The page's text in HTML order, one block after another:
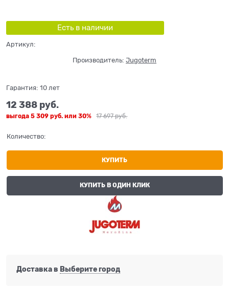
Есть в наличии
Артикул:
Производитель: Jugoterm
Гарантия: 10 лет
17 697 руб.
12 388 руб.
выгода 5 309 руб. или 30%
Количество:
КУПИТЬ
КУПИТЬ В ОДИН КЛИК
Доставка в Выберите город